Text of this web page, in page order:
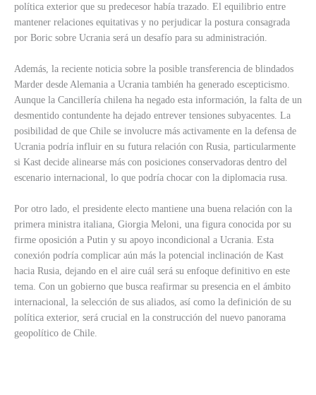
política exterior que su predecesor había trazado. El equilibrio entre
mantener relaciones equitativas y no perjudicar la postura consagrada
por Boric sobre Ucrania será un desafío para su administración.
Además, la reciente noticia sobre la posible transferencia de blindados
Marder desde Alemania a Ucrania también ha generado escepticismo.
Aunque la Cancillería chilena ha negado esta información, la falta de un
desmentido contundente ha dejado entrever tensiones subyacentes. La
posibilidad de que Chile se involucre más activamente en la defensa de
Ucrania podría influir en su futura relación con Rusia, particularmente
si Kast decide alinearse más con posiciones conservadoras dentro del
escenario internacional, lo que podría chocar con la diplomacia rusa.
Por otro lado, el presidente electo mantiene una buena relación con la
primera ministra italiana, Giorgia Meloni, una figura conocida por su
firme oposición a Putin y su apoyo incondicional a Ucrania. Esta
conexión podría complicar aún más la potencial inclinación de Kast
hacia Rusia, dejando en el aire cuál será su enfoque definitivo en este
tema. Con un gobierno que busca reafirmar su presencia en el ámbito
internacional, la selección de sus aliados, así como la definición de su
política exterior, será crucial en la construcción del nuevo panorama
geopolítico de Chile.